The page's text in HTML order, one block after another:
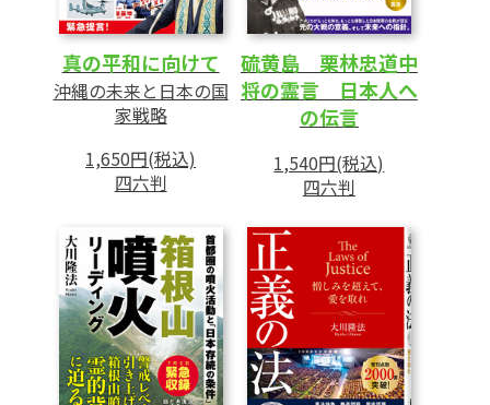
真の平和に向けて
沖縄の未来と日本の国
家戦略
1,650円(税込)
四六判
硫黄島 栗林忠道中
将の霊言 日本人へ
の伝言
1,540円(税込)
四六判